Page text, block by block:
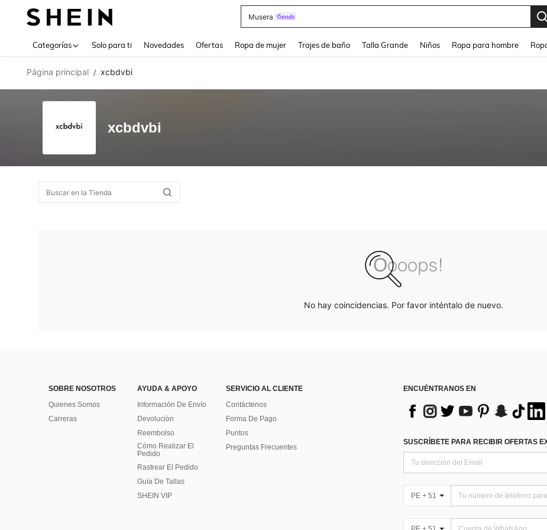
Musera
Categorías Solo para ti Novedades Ofertas Ropa de mujer Trajes de baño Talla Grande Niños Ropa para hombre
Página principal / xcbdvbi
xcbdvbi
No hay coincidencias. Por favor inténtalo de nuevo.
SOBRE NOSOTROS
Quienes Somos
Carreras
AYUDA & APOYO
Información De Envío
Devolución
Reembolso
Cómo Realizar El
Pedido
Rastrear El Pedido
Guía De Tallas
SHEIN VIP
SERVICIO AL CLIENTE
Contáctenos
Forma De Pago
Puntos
Preguntas Frecuentes
ENCUÉNTRANOS EN
SUSCRÍBETE PARA RECIBIR OFERTAS
PE + 51